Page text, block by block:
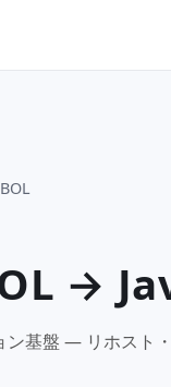
→
ン基盤 ― リホスト